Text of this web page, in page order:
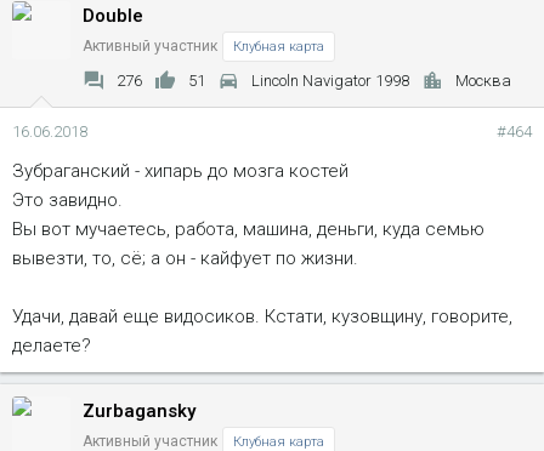
Double
Активный участник Клубная карта
276 51 Lincoln Navigator 1998 Москва
16.06.2018 #464
Зубраганский - хипарь до мозга костей
Это завидно.
Вы вот мучаетесь, работа, машина, деньги, куда семью
вывезти, то, сё; а он - кайфует по жизни.
Удачи, давай еще видосиков. Кстати, кузовщину, говорите,
делаете?
Zurbagansky
Активный участник Клубная карта